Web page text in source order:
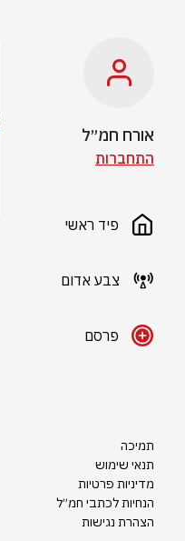
אורח חמ״ל
התחברות
פיד ראשי
צבע אדום
פרסם
תמיכה
תנאי שימוש
מדיניות פרטיות
הנחיות לכתבי חמ״ל
הצהרת נגישות